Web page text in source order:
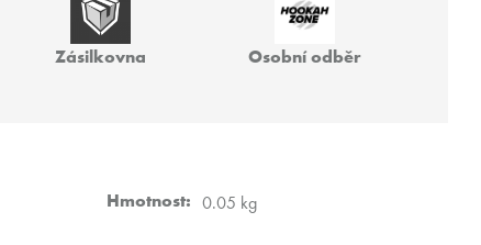
Zásilkovna Osobní odběr
Hmotnost: 0.05 kg
200G